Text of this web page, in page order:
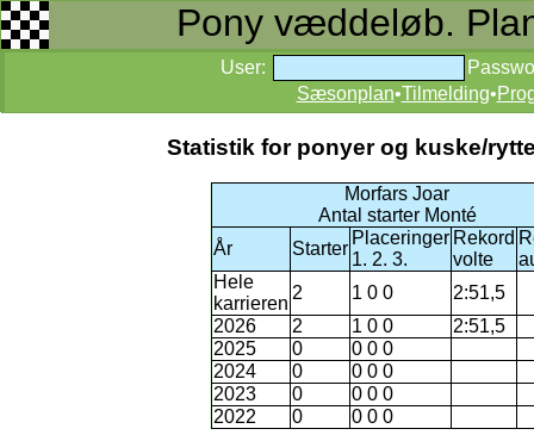
Pony væddeløb.
User:
Sæsonplan•Tilmelding•
Statistik for ponyer og kuske/
Morfars Joar
Antal starter Monté
År
Starter
Placeringer
1. 2. 3.
Rekord
volte
Hele
karrieren
2 1 0 0
2:51,5
2026
2 1 0 0
2:51,5
2025
0
0 0 0
2024
0
0 0 0
2023
0
0 0 0
2022
0 0 0 0